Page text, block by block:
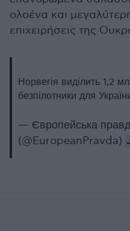
ολοένα και
επιχειρήσεις της
Норвегія виділить 1,2
безпілотники для
— Європейська
(@EuropeanPravda)